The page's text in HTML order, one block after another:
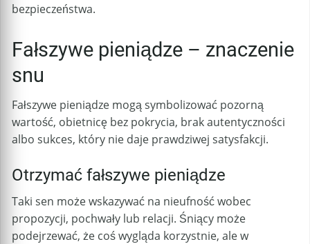
bezpieczeństwa.
Fałszywe pieniądze – znaczenie
snu
Fałszywe pieniądze mogą symbolizować pozorną
wartość, obietnicę bez pokrycia, brak autentyczności
albo sukces, który nie daje prawdziwej satysfakcji.
Otrzymać fałszywe pieniądze
Taki sen może wskazywać na nieufność wobec
propozycji, pochwały lub relacji. Śniący może
podejrzewać, że coś wygląda korzystnie, ale w